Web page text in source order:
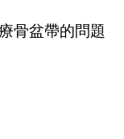
骨盆帶的問題